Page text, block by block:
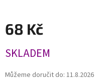
68 Kč
cena:
SKLADEM
Můžeme doručit do: 11.8.2026